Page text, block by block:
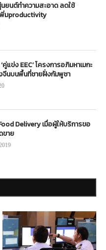
ยนต์ทำความสะอาด ลดใช้
พิ่มproductivity
คู่แข่ง EEC’ โครงการอภิมหาเมกะ
จีนบนพื้นที่ชายฝั่งกัมพูชา
Delivery เมื่อผู้ให้บริการขอ
ขาย